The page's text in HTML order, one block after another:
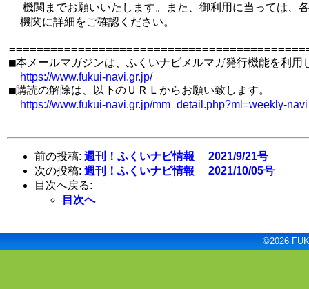
機関までお願いいたします。また、御利用に当っては、
機関に詳細をご確認ください。
■本メールマガジンは、ふくいナビメルマガ発行機能を利用
https://www.fukui-navi.gr.jp/
■購読の解除は、以下のＵＲＬからお願い致します。
https://www.fukui-navi.gr.jp/mm_detail.php?ml=weekly-navi
前の投稿: 週刊！ふくいナビ情報 2021/9/21号
次の投稿: 週刊！ふくいナビ情報 2021/10/05号
目次へ戻る:
目次へ
©2026